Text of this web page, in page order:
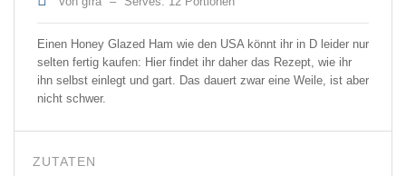
Einen Honey Glazed Ham wie den USA könnt ihr in D leider nur
selten fertig kaufen: Hier findet ihr daher das Rezept, wie ihr
ihn selbst einlegt und gart. Das dauert zwar eine Weile, ist aber
nicht schwer.
ZUTATEN